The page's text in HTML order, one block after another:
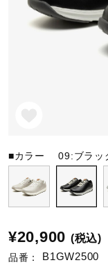
ゴルフ
■カラー09:ブラッ
¥20,900 (税込)
品番： B1GW2500